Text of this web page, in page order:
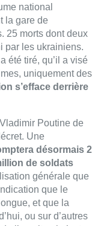
national
la gare de
25 morts dont deux
par les ukrainiens.
été tiré, qu’il a visé
uniquement des
s’efface derrière
Poutine de
Une
désormais 2
de soldats
générale que
que le
et que la
ou sur d’autres